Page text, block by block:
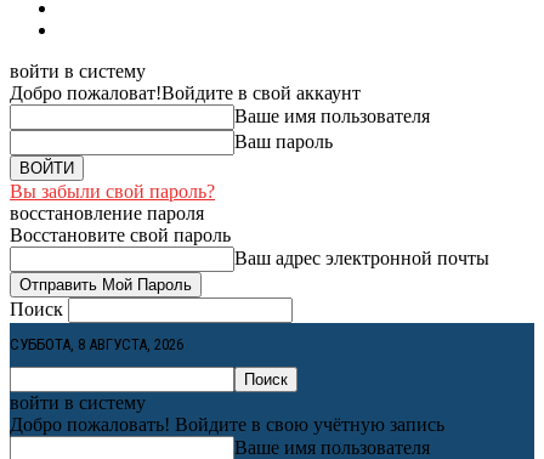
войти в систему
Добро пожаловат!Войдите в свой аккаунт
Ваше имя пользователя
Ваш пароль
Вы забыли свой пароль?
восстановление пароля
Восстановите свой пароль
Ваш адрес электронной почты
Поиск
СУББОТА, 8 АВГУСТА, 2026
войти в систему
Добро пожаловать! Войдите в свою учётную запись
Ваше имя пользователя